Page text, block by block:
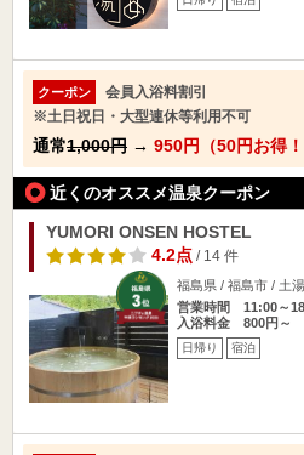
クーポン
会員入浴料割引
※土日祝日・大型連休等利用不可
通常1,000円 → 950円（50円お得！
近くのオススメ温泉クーポン
YUMORI ONSEN HOSTEL
4.2点/ 14 件
福島県 / 福島市 / 土
営業時間 11:00～
入浴料金 800円～
日帰り 宿泊